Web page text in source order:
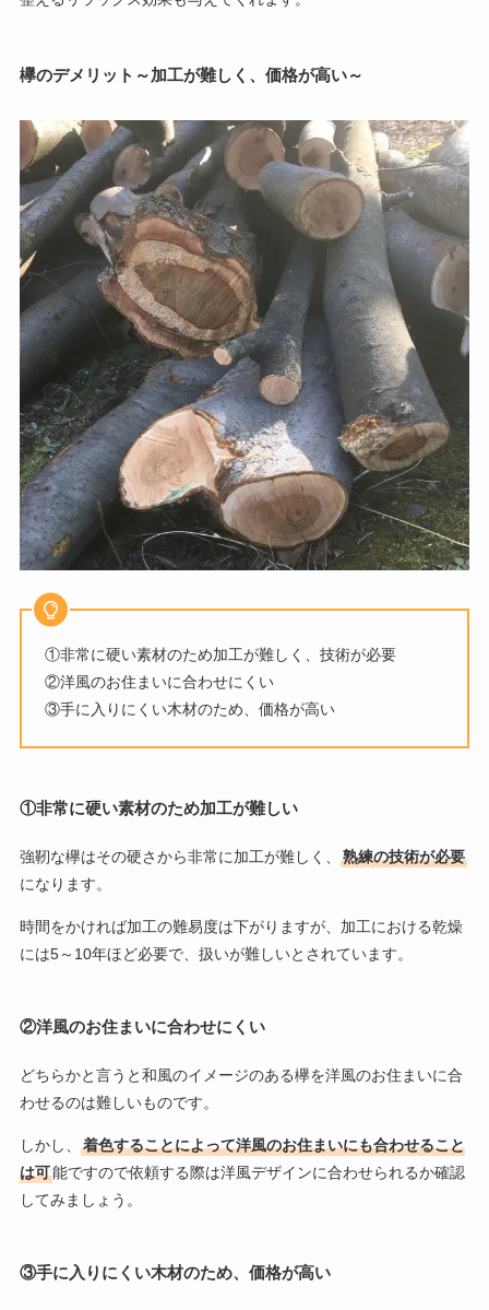
欅のデメリット～加工が難しく、価格が高い～
①非常に硬い素材のため加工が難しく、技術が必要
②洋風のお住まいに合わせにくい
③手に入りにくい木材のため、価格が高い
①非常に硬い素材のため加工が難しい
強靭な欅はその硬さから非常に加工が難しく、
熟練の技術が必要
になります。
時間をかければ加工の難易度は下がりますが、加工における乾燥
には5～10年ほど必要で、扱いが難しいとされています。
②洋風のお住まいに合わせにくい
どちらかと言うと和風のイメージのある欅を洋風のお住まいに合
わせるのは難しいものです。
しかし、
着色することによって洋風のお住まいにも合わせること
は可能ですので依頼する際は洋風デザインに合わせられるか確認
してみましょう。
③手に入りにくい木材のため、価格が高い